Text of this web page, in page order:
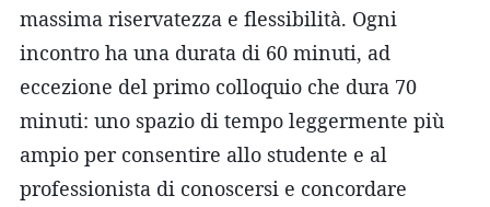
massima riservatezza e flessibilità. Ogni
incontro ha una durata di 60 minuti, ad
eccezione del primo colloquio che dura 70
minuti: uno spazio di tempo leggermente più
ampio per consentire allo studente e al
professionista di conoscersi e concordare